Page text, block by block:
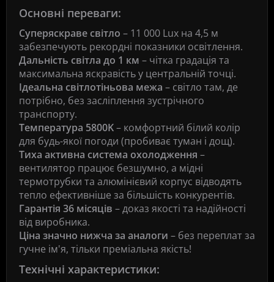
Основні переваги:
Суперяскраве світло – 11 000 Lux на 4,5 м
забезпечують рекордні показники освітлення.
Дальність світла до 1 км – чітка градація та
максимальна яскравість у центральній точці.
Ідеальна світлотіньова межа – світло там, де
потрібно, без засліплення зустрічного
транспорту.
Температура 5800K– комфортний білий колір
для будь-якої погоди (пробиває туман і дощ).
Тиха активна система охолодження –
вентилятор працює безшумно, а мідні
термотрубки та алюмінієвий корпус відводять
тепло ефективніше за більшість конкурентів.
Гарантія 36 місяців – доказ якості та надійності
від виробника.
Ціна значно нижча за аналоги – без переплат за
гучне ім'я, тільки преміальна якість!
Технічні характеристики: